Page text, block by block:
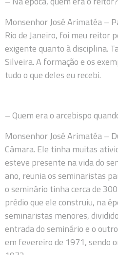
Monsenhor José Arimatéa –
Rio de Janeiro, foi meu reitor
exigente quanto à disciplina.
Silveira. A formação e os
tudo o que deles eu recebi.
– Quem era o arcebispo
Monsenhor José Arimatéa –
Câmara. Ele tinha muitas
esteve presente na vida do
ano, reunia os seminaristas
o seminário tinha cerca de
prédio que ele construiu, na
seminaristas menores,
entrada do seminário e o
em fevereiro de 1971, sendo